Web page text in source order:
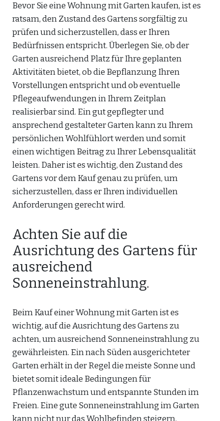
Bevor Sie eine Wohnung mit Garten kaufen, ist es
ratsam, den Zustand des Gartens sorgfältig zu
prüfen und sicherzustellen, dass er Ihren
Bedürfnissen entspricht. Überlegen Sie, ob der
Garten ausreichend Platz für Ihre geplanten
Aktivitäten bietet, ob die Bepflanzung Ihren
Vorstellungen entspricht und ob eventuelle
Pflegeaufwendungen in Ihrem Zeitplan
realisierbar sind. Ein gut gepflegter und
ansprechend gestalteter Garten kann zu Ihrem
persönlichen Wohlfühlort werden und somit
einen wichtigen Beitrag zu Ihrer Lebensqualität
leisten. Daher ist es wichtig, den Zustand des
Gartens vor dem Kauf genau zu prüfen, um
sicherzustellen, dass er Ihren individuellen
Anforderungen gerecht wird.
Achten Sie auf die
Ausrichtung des Gartens für
ausreichend
Sonneneinstrahlung.
Beim Kauf einer Wohnung mit Garten ist es
wichtig, auf die Ausrichtung des Gartens zu
achten, um ausreichend Sonneneinstrahlung zu
gewährleisten. Ein nach Süden ausgerichteter
Garten erhält in der Regel die meiste Sonne und
bietet somit ideale Bedingungen für
Pflanzenwachstum und entspannte Stunden im
Freien. Eine gute Sonneneinstrahlung im Garten
kann nicht nur das Wohlbefinden steigern,